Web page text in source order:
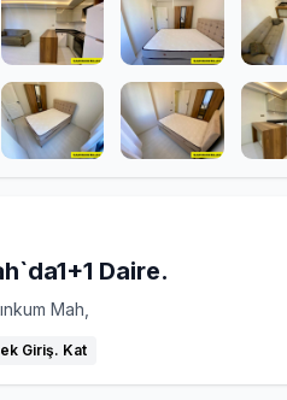
Daire.
Mah,
Giriş. Kat